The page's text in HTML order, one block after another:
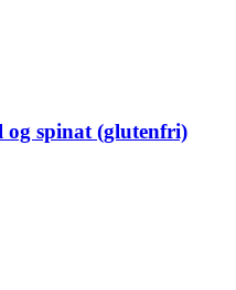
og spinat (glutenfri)